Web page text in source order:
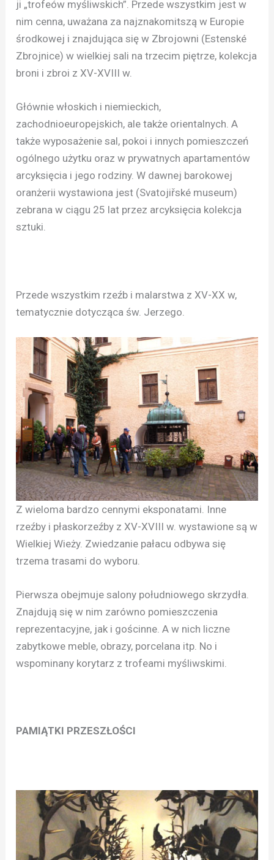
ji „trofeów myśliwskich”. Przede wszystkim jest w
nim cenna, uważana za najznakomitszą w Europie
środkowej i znajdująca się w Zbrojowni (Estenské
Zbrojnice) w wielkiej sali na trzecim piętrze, kolekcja
broni i zbroi z XV-XVIII w.
Głównie włoskich i niemieckich,
zachodnioeuropejskich, ale także orientalnych. A
także wyposażenie sal, pokoi i innych pomieszczeń
ogólnego użytku oraz w prywatnych apartamentów
arcyksięcia i jego rodziny. W dawnej barokowej
oranżerii wystawiona jest (Svatojiřské museum)
zebrana w ciągu 25 lat przez arcyksięcia kolekcja
sztuki.
Przede wszystkim rzeźb i malarstwa z XV-XX w,
tematycznie dotycząca św. Jerzego.
Z wieloma bardzo cennymi eksponatami. Inne
rzeźby i płaskorzeźby z XV-XVIII w. wystawione są w
Wielkiej Wieży. Zwiedzanie pałacu odbywa się
trzema trasami do wyboru.
Pierwsza obejmuje salony południowego skrzydła.
Znajdują się w nim zarówno pomieszczenia
reprezentacyjne, jak i gościnne. A w nich liczne
zabytkowe meble, obrazy, porcelana itp. No i
wspominany korytarz z trofeami myśliwskimi.
PAMIĄTKI PRZESZŁOŚCI